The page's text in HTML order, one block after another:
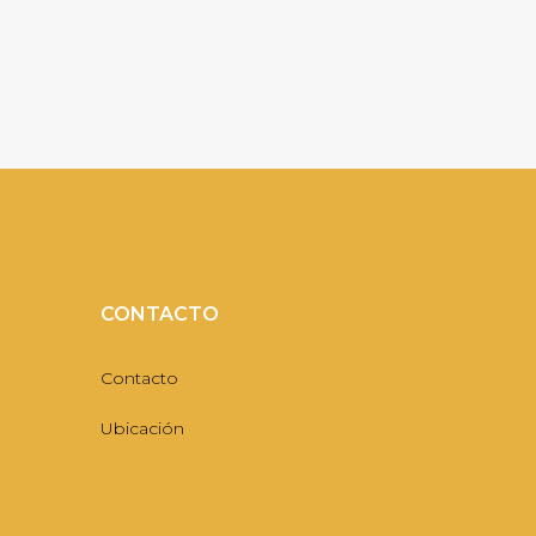
CONTACTO
Contacto
Ubicación